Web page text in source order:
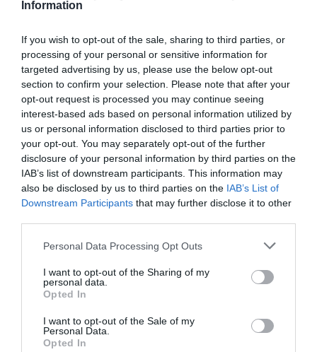
Information
If you wish to opt-out of the sale, sharing to third parties, or
processing of your personal or sensitive information for
targeted advertising by us, please use the below opt-out
section to confirm your selection. Please note that after your
opt-out request is processed you may continue seeing
interest-based ads based on personal information utilized by
us or personal information disclosed to third parties prior to
your opt-out. You may separately opt-out of the further
disclosure of your personal information by third parties on the
IAB’s list of downstream participants. This information may
also be disclosed by us to third parties on the IAB’s List of
Downstream Participants that may further disclose it to other
Personal Data Processing Opt Outs
I want to opt-out of the Sharing of my
personal data.
Opted In
I want to opt-out of the Sale of my
Personal Data.
Opted In
Ferias sectoriales
Opinión
Revista
Registrarse
INICIAR SESIÓN
Lo más leído